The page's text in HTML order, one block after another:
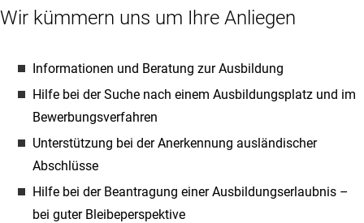
Wir kümmern uns um Ihre Anliegen
Informationen und Beratung zur Ausbildung
Hilfe bei der Suche nach einem Ausbildungsplatz und im
Bewerbungsverfahren
Unterstützung bei der Anerkennung ausländischer
Abschlüsse
Hilfe bei der Beantragung einer Ausbildungserlaubnis –
bei guter Bleibeperspektive